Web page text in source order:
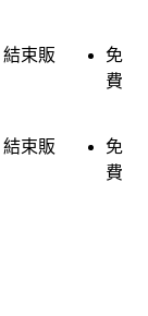
結束販
免
費
結束販
免
費